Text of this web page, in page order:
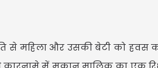
महिला और उसकी बेटी को हवस